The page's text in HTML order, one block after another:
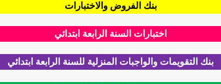
بنك الفروض والاختبارات
اختبارات السنة الرابعة ابتدائي
التقويمات والواجبات المنزلية للسنة الرابعة ابتدائي